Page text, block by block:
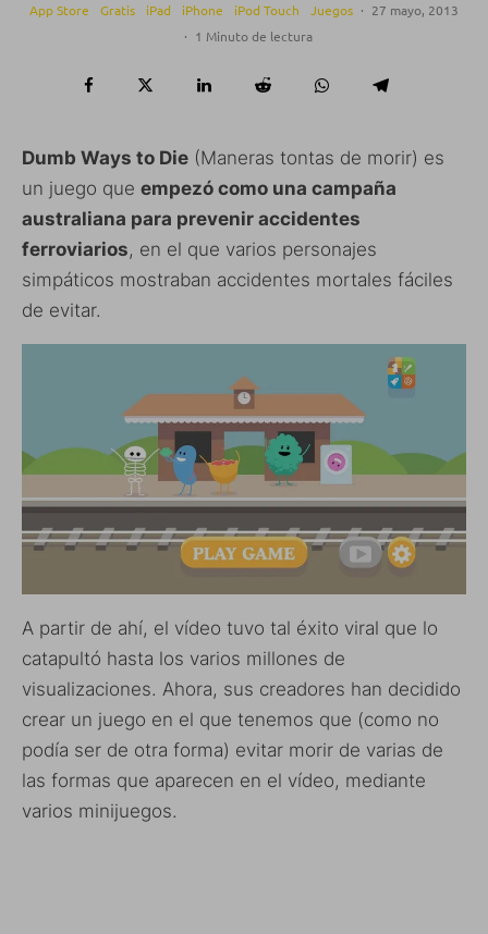
App Store
Gratis iPad iPhone iPod Touch Juegos · 27 mayo, 2013
· 1 Minuto de lectura
Dumb Ways to Die (Maneras tontas de morir) es
un juego que empezó como una campaña
australiana para prevenir accidentes
ferroviarios, en el que varios personajes
simpáticos mostraban accidentes mortales fáciles
de evitar.
A partir de ahí, el vídeo tuvo tal éxito viral que lo
catapultó hasta los varios millones de
visualizaciones. Ahora, sus creadores han decidido
crear un juego en el que tenemos que (como no
podía ser de otra forma) evitar morir de varias de
las formas que aparecen en el vídeo, mediante
varios minijuegos.